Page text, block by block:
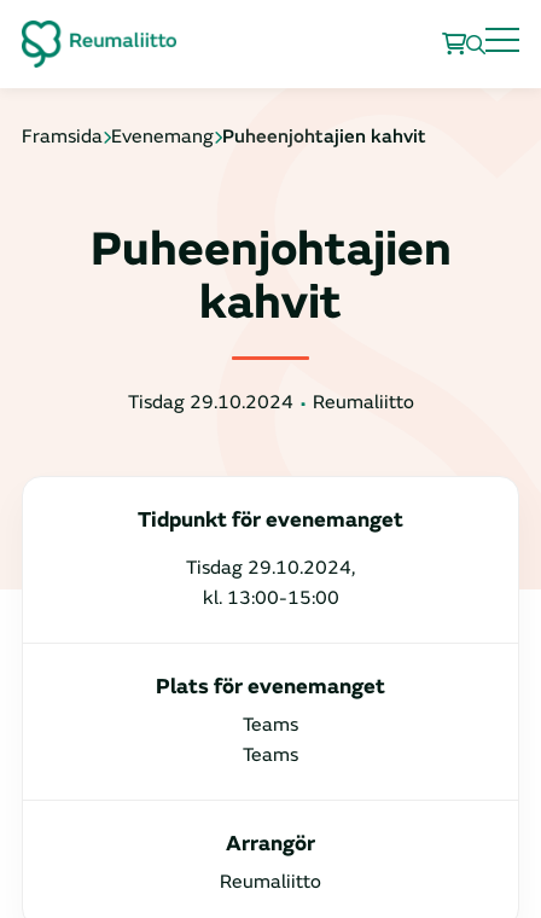
Framsida Evenemang Puheenjohtajien kahvit
Puheenjohtajien
kahvit
Tisdag 29.10.2024 Reumaliitto
Tidpunkt för evenemanget
Tisdag 29.10.2024,
kl. 13:00-15:00
Plats för evenemanget
Teams
Teams
Arrangör
Reumaliitto